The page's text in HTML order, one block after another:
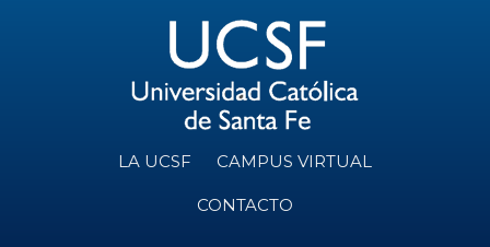
LA UCSF CAMPUS VIRTUAL
CONTACTO